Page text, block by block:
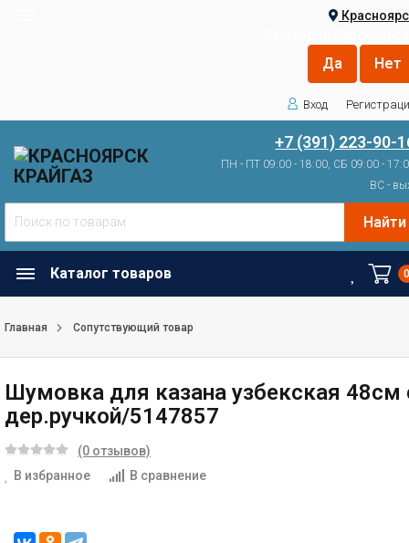
Вход
+7 (391) 223-90-
ПН - ПТ 09:00 - 18:00, СБ 09:00 -
ВС -
Найти
Каталог товаров
Главная Сопутствующий товар
Шумовка для казана узбекская 48см
дер.ручкой/5147857
(0 отзывов)
В избранное
В сравнение